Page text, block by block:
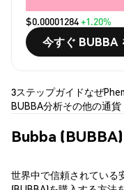
$0.00001284+1.20%
今すぐ BUBBA
3ステップガイドなぜ
BUBBA分析その他の通貨
Bubba
世界中で信頼されている